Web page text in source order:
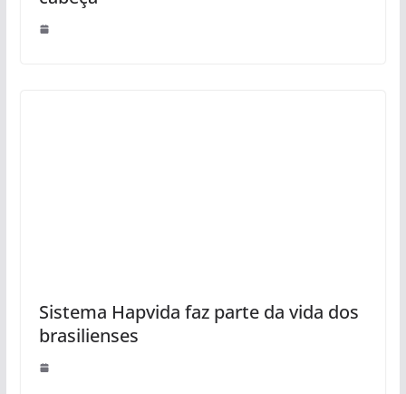
Sistema Hapvida faz parte da vida dos
brasilienses